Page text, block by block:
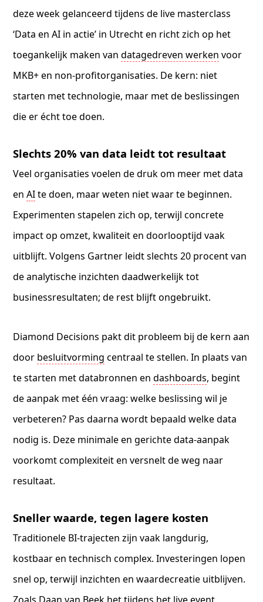
deze week gelanceerd tijdens de live masterclass
‘Data en AI in actie’ in Utrecht en richt zich op het
toegankelijk maken vandatagedreven werken voor
MKB+ en non-profitorganisaties. De kern: niet
starten met technologie, maar met de beslissingen
die er écht toe doen.
Slechts 20% van data leidt tot resultaat
Veel organisaties voelen de druk om meer met data
enAIte doen, maar weten niet waar te beginnen.
Experimenten stapelen zich op, terwijl concrete
impact op omzet, kwaliteit en doorlooptijd vaak
uitblijft. Volgens Gartner leidt slechts 20 procent van
de analytische inzichten daadwerkelijk tot
businessresultaten; de rest blijft ongebruikt.
Diamond Decisions pakt dit probleem bij de kern aan
door besluitvorming centraal te stellen. In plaats van
te starten met databronnen endashboards, begint
de aanpak met één vraag: welke beslissing wil je
verbeteren? Pas daarna wordt bepaald welke data
nodig is. Deze minimale en gerichte data-aanpak
voorkomt complexiteit en versnelt de weg naar
resultaat.
Sneller waarde, tegen lagere kosten
Traditionele BI-trajecten zijn vaak langdurig,
kostbaar en technisch complex. Investeringen lopen
snel op, terwijl inzichten en waardecreatie uitblijven.